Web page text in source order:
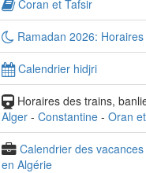
Coran et Tafsir
Ramadan 2026:
Calendrier hidjri
Horaires des trains,
Alger - Constantine - Oran
Calendrier des
en Algérie